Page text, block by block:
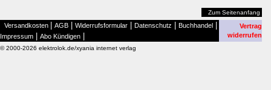
Zum Seitenanfang
Versandkosten AGB Widerrufsformular Datenschutz Buchhandel
Impressum Abo Kündigen
Vertrag
widerrufen
© 2000-2026 elektrolok.de/xyania internet verlag